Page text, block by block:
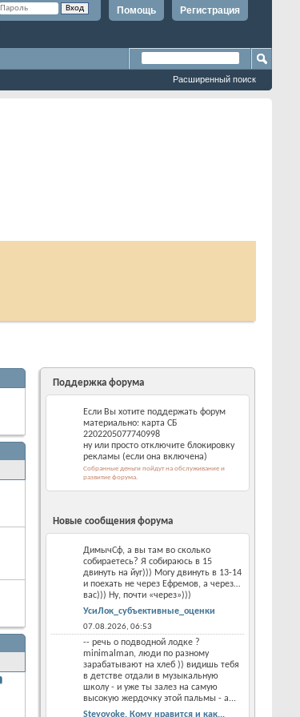
Регистрация
Помощь
Расширенный поиск
Поддержка форума
Если Вы хотите поддержать форум
материально: карта СБ
2202205077740998
ну или просто отключите блокировку
рекламы (если она включена)
Собранные деньги пойдут на обслуживание и
развитие форума.
Новые сообщения форума
ДимычСф, а вы там во сколько
собираетесь? Я собираюсь в 15
двинуть на йуг))) Могу двинуть в 13-14
и поехать не через Ефремов, а через…
вас))) Ну, почти «через»)))
УсиЛок_субъективные_оценки
07.08.2026, 06:53
-- речь о подводной лодке ?
minimalman, люди по разному
зарабатывают на хлеб )) видишь тебя
в детстве отдали в музыкальную
школу - и уже ты залез на самую
высокую жердочку этой пальмы - а...
Steyoyoke. Кому нравится и как...